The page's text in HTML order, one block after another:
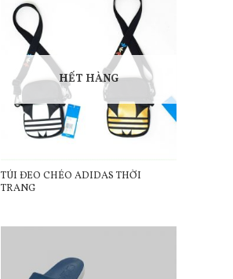
HẾT HÀNG
TÚI ĐEO CHÉO ADIDAS THỜI
TRANG